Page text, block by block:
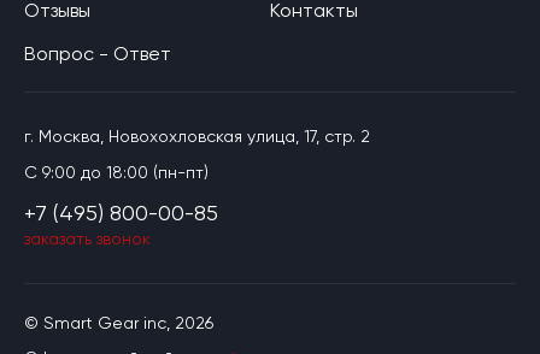
© Smart Gear inc, 2026
Отзывы
Вопрос - Ответ
Контакты
г. Москва, Новохохловская улица, 17, стр. 2
C 9:00 до 18:00 (пн-пт)
+7 (495) 800-00-85
заказать звонок